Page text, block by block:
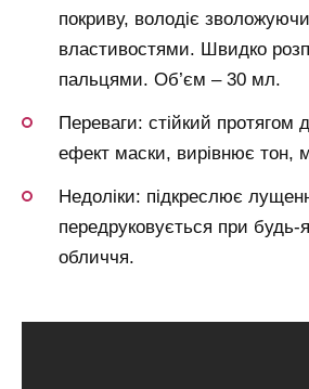
покриву, володіє
властивостями. Швидко
пальцями. Об’єм – 30 мл.
Переваги: стійкий протягом
ефект маски, вирівнює тон,
Недоліки: підкреслює
передруковується при будь-
обличчя.